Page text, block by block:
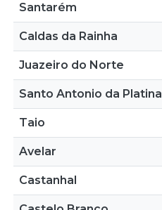
Santarém
Caldas da Rainha
Juazeiro do Norte
Santo Antonio da Platina
Taio
Avelar
Castanhal